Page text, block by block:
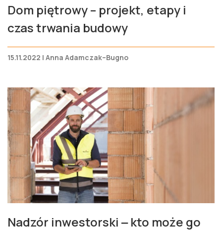
Dom piętrowy – projekt, etapy i
czas trwania budowy
15.11.2022 | Anna Adamczak–Bugno
Nadzór inwestorski ‒ kto może go